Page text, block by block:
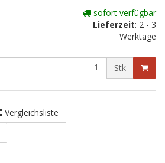
sofort verfügbar
Lieferzeit: 2 - 3
Werktage
Stk
Vergleichsliste